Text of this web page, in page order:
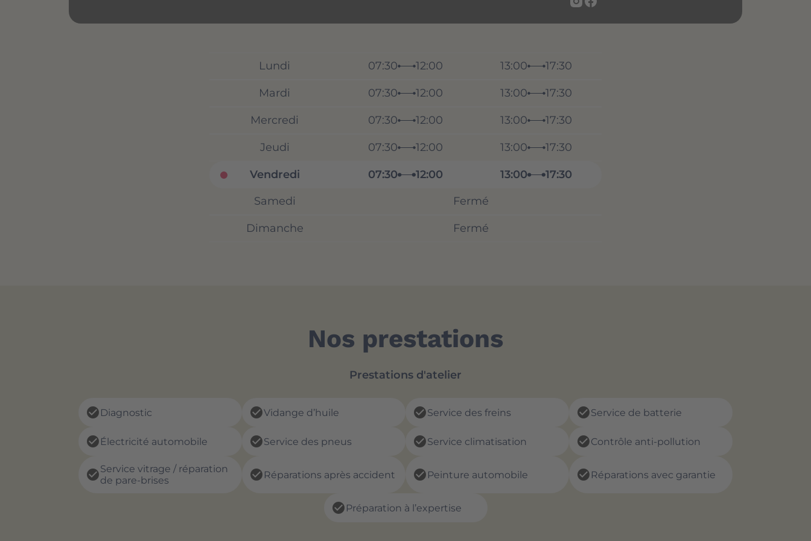
Lundi 07:30 12:00 13:00 17:30
Mardi 07:30 12:00 13:00 17:30
Mercredi 07:30 12:00 13:00 17:30
Jeudi 07:30 12:00 13:00 17:30
Vendredi 07:30 12:00 13:00
17:30
Samedi
Fermé
Dimanche Fermé
Nos prestations
Prestations d'atelier
check_circle Diagnostic check_circleVidange d’huile check_circleService des freins check_circleService de batterie
check_circle Électricité automobile check_circleService des pneus check_circleService climatisation check_circleContrôle anti-pollution
check_circleService vitrage / réparation
de pare-brises
check_circle Réparations après accident check_circle Peinture automobile check_circle Réparations avec garantie
check_circle Préparation à l’expertise